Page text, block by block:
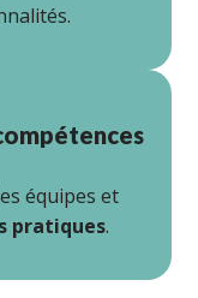
équipes et
pratiques.